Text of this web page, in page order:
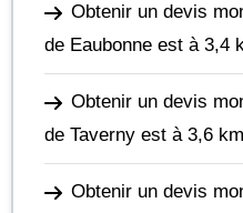
Obtenir un devis
de Eaubonne est à 3,4
Obtenir un devis
de Taverny est à 3,6 km
Obtenir un devis